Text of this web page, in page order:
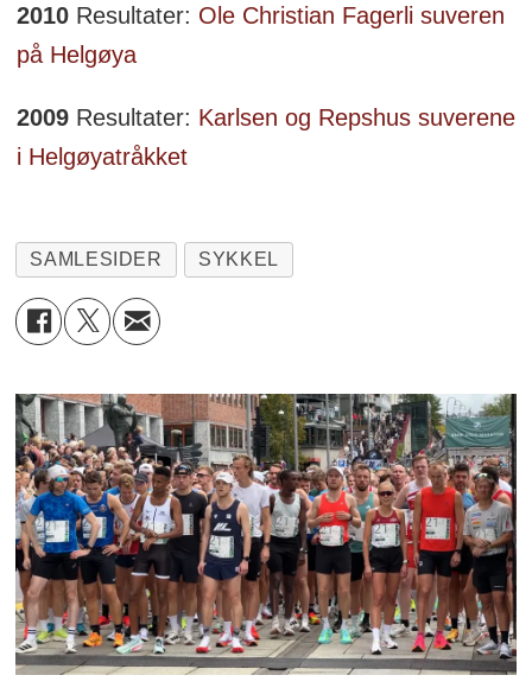
2010Resultater: Ole Christian Fagerli suveren
på Helgøya
2009Resultater: Karlsen og Repshus suverene
i Helgøyatråkket
SAMLESIDER SYKKEL